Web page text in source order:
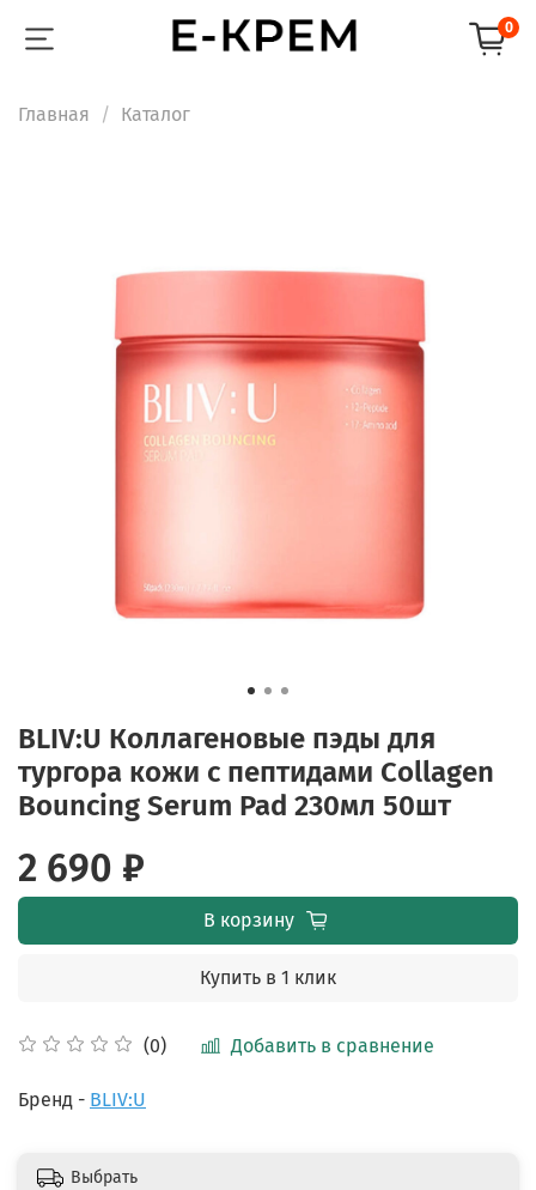
0
Главная Каталог
BLIV:U Коллагеновые пэды для
тургора кожи с пептидами Collagen
Bouncing Serum Pad 230мл 50шт
(0) Добавить в сравнение
2 690 ₽
В корзину
Купить в 1 клик
Бренд - BLIV:U
Выбрать